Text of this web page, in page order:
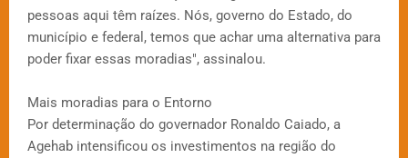
pessoas aqui têm raízes. Nós, governo do Estado, do
município e federal, temos que achar uma alternativa para
poder fixar essas moradias", assinalou.
Mais moradias para o Entorno
Por determinação do governador Ronaldo Caiado, a
Agehab intensificou os investimentos na região do